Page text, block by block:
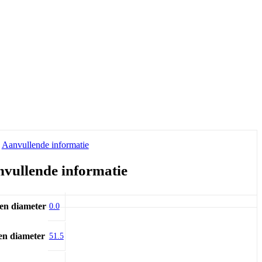
Aanvullende informatie
informatie
diameter 0.0
diameter 51.5